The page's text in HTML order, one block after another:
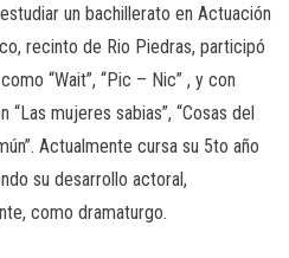
un bachillerato en Actuación
recinto de Rio Piedras, participó
“Wait”, “Pic – Nic” , y con
mujeres sabias”, “Cosas del
Actualmente cursa su 5to año
su desarrollo actoral,
como dramaturgo.